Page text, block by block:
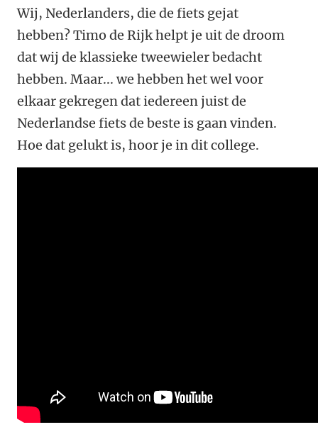
Wij, Nederlanders, die de fiets gejat
hebben? Timo de Rijk helpt je uit de droom
dat wij de klassieke tweewieler bedacht
hebben. Maar... we hebben het wel voor
elkaar gekregen dat iedereen juist de
Nederlandse fiets de beste is gaan vinden.
Hoe dat gelukt is, hoor je in dit college.